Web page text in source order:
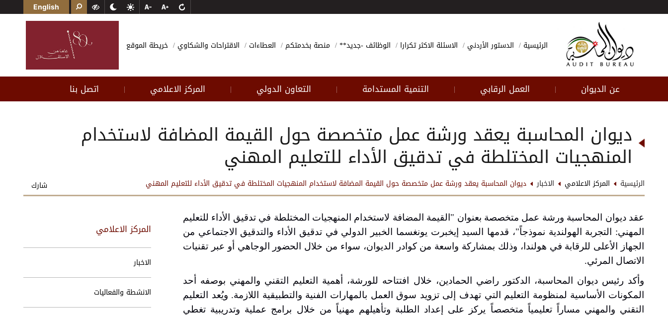
English
الرئيسية الدستور الأردني الاسئلة الاكثر تكرارا الوظائف -جديد** منصة بخدمتكم العطاءات الاقتراحات والشكاوي خريطة الموقع
عن الديوان | العمل الرقابي | التنمية المستدامة | التعاون الدولي | المركز الاعلامي | اتصل بنا
ديوان المحاسبة يعقد ورشة عمل متخصصة حول القيمة المضافة لاستخدام
المنهجيات المختلطة في تدقيق الأداء للتعليم المهني
الرئيسية المركز الاعلامي الاخبار ديوان المحاسبة يعقد ورشة عمل متخصصة حول القيمة المضافة لاستخدام المنهجيات المختلطة في تدقيق الأداء للتعليم المهني شارك
عقد ديوان المحاسبة ورشة عمل متخصصة بعنوان "القيمة المضافة لاستخدام المنهجيات المختلطة في تدقيق الأداء للتعليم
المهني: التجربة الهولندية نموذجاً"، قدمها السيد إيخبرت يونغسما الخبير الدولي في تدقيق الأداء والتدقيق الاجتماعي من
الجهاز الأعلى للرقابة في هولندا، وذلك بمشاركة واسعة من كوادر الديوان، سواء من خلال الحضور الوجاهي أو عبر تقنيات
الاتصال المرئي.
وأكد رئيس ديوان المحاسبة، الدكتور راضي الحمادين، خلال افتتاحه للورشة، أهمية التعليم التقني والمهني بوصفه أحد
المكونات الأساسية لمنظومة التعليم التي تهدف إلى تزويد سوق العمل بالمهارات الفنية والتطبيقية اللازمة. ويُعد التعليم
التقني والمهني مساراً تعليمياً متخصصاً يركز على إعداد الطلبة وتأهيلهم مهنياً من خلال برامج عملية وتدريبية تغطي
المركز الاعلامي
الاخبار
الانشطة والفعاليات